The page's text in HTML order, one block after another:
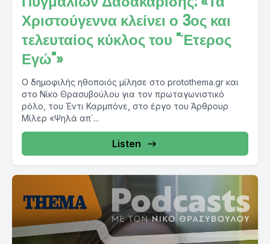
Χριστούγεννα κλείνει ο 3ος και
τελευταίος κύκλος του "Έτερος
Εγώ"»
Ο δημοφιλής ηθοποιός μίλησε στο protothema.gr και
στο Νίκο Θρασυβούλου για τον πρωταγωνιστικό
ρόλο, του Έντι Καρμπόνε, στο έργο του Άρθρουρ
Μίλερ «Ψηλά απ΄...
Listen